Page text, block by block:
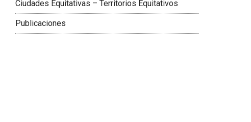
Ciudades Equitativas – Territorios Equitativos
Publicaciones